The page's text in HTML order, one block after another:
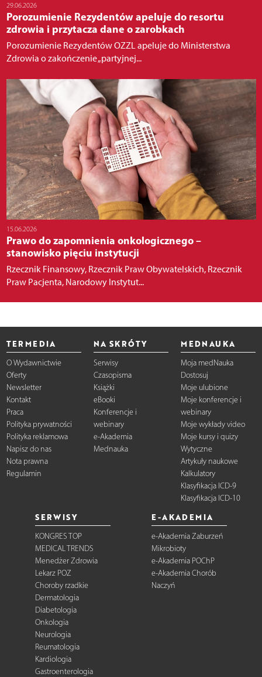
29.06.2026
Porozumienie Rezydentów apeluje do resortu
zdrowia i przytacza dane o zarobkach
Porozumienie Rezydentów OZZL apeluje do Ministerstwa
Zdrowia o zakończenie „partyjnej...
15.06.2026
Prawo do zapomnienia onkologicznego –
stanowisko pięciu instytucji
Rzecznik Finansowy, Rzecznik Praw Obywatelskich, Rzecznik
Praw Pacjenta, Narodowy Instytut...
TERMEDIA
O Wydawnictwie
Oferty
Newsletter
Kontakt
Praca
Polityka prywatności
Polityka reklamowa
Napisz do nas
Nota prawna
Regulamin
NA SKRÓTY
Serwisy
Czasopisma
Książki
eBooki
Konferencje i
webinary
e-Akademia
Mednauka
MEDNAUKA
Moja medNauka
Dostosuj
Moje ulubione
Moje konferencje i
webinary
Moje wykłady video
Moje kursy i quizy
Wytyczne
Artykuły naukowe
Kalkulatory
Klasyfikacja ICD-9
Klasyfikacja ICD-10
SERWISY
KONGRES TOP
MEDICAL TRENDS
Menedżer Zdrowia
Lekarz POZ
Choroby rzadkie
Dermatologia
Diabetologia
Onkologia
Neurologia
Reumatologia
Kardiologia
Gastroenterologia
E-AKADEMIA
e-Akademia Zaburzeń
Mikrobioty
e-Akademia POChP
e-Akademia Chorób
Naczyń